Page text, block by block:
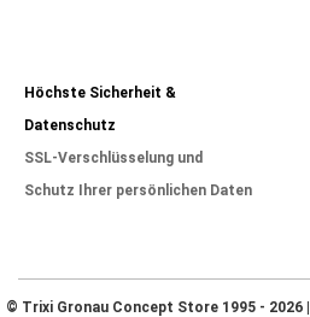
Höchste Sicherheit &
Datenschutz
SSL-Verschlüsselung und
Schutz Ihrer persönlichen Daten
© Trixi Gronau Concept Store 1995 - 2026 |